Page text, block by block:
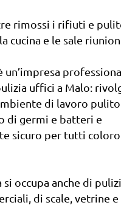
rimossi i rifiuti e
cucina e le sale
un’impresa
uffici a Malo:
di lavoro
di germi e batteri e
sicuro per tutti coloro
occupa anche di
di scale, vetrine e